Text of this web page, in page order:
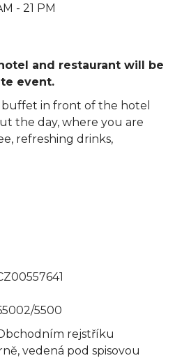
- 21 PM
and restaurant will be
event.
in front of the hotel
the day, where you are
refreshing drinks,
5500
rejstříku
vedená pod spisovou